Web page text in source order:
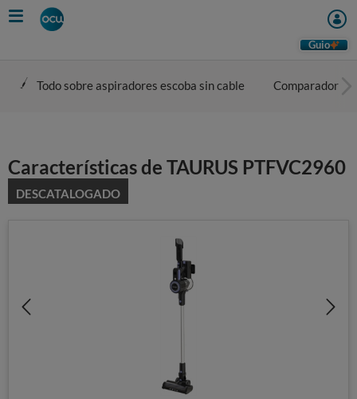
Skip
to
Guio
Todo sobre aspiradores escoba sin cable Comparador
Características de TAURUS PTFVC2960
DESCATALOGADO